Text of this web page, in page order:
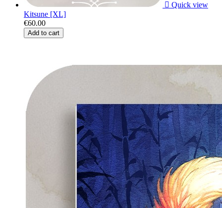
 Quick view
Kitsune [XL]
€60.00
Add to cart